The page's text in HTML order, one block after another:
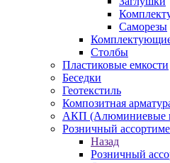
Саморезы
Столбы
Пластиковые емкости
Беседки
Геотекстиль
Композитная
АКП (Алюминиевые
Розничный
Назад
Розничный